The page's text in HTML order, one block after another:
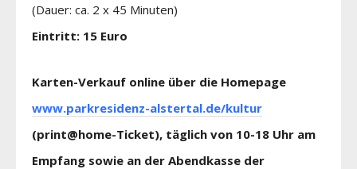
(Dauer: ca. 2 x 45 Minuten)
Eintritt: 15 Euro
Karten-Verkauf online über die Homepage
www.parkresidenz-alstertal.de/kultur
(print@home-Ticket), täglich von 10-18 Uhr am
Empfang sowie an der Abendkasse der